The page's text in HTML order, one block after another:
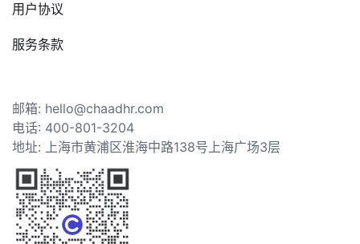
用户协议
服务条款
邮箱: hello@chaadhr.com
电话: 400-801-3204
地址: 上海市黄浦区淮海中路138号上海广场3层